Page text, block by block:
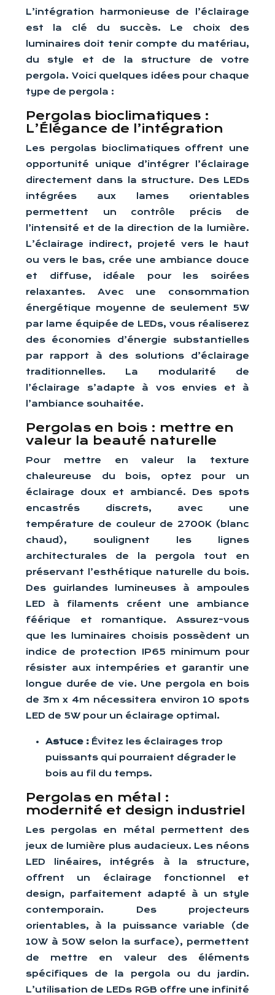
L’intégration harmonieuse de l’éclairage
est la clé du succès. Le choix des
luminaires doit tenir compte du matériau,
du style et de la structure de votre
pergola. Voici quelques idées pour chaque
type de pergola :
Pergolas bioclimatiques :
L’Élégance de l’intégration
Les pergolas bioclimatiques offrent une
opportunité unique d’intégrer l’éclairage
directement dans la structure. Des LEDs
intégrées aux lames orientables
permettent un contrôle précis de
l’intensité et de la direction de la lumière.
L’éclairage indirect, projeté vers le haut
ou vers le bas, crée une ambiance douce
et diffuse, idéale pour les soirées
relaxantes. Avec une consommation
énergétique moyenne de seulement 5W
par lame équipée de LEDs, vous réaliserez
des économies d’énergie substantielles
par rapport à des solutions d’éclairage
traditionnelles. La modularité de
l’éclairage s’adapte à vos envies et à
l’ambiance souhaitée.
Pergolas en bois : mettre en
valeur la beauté naturelle
Pour mettre en valeur la texture
chaleureuse du bois, optez pour un
éclairage doux et ambiancé. Des spots
encastrés discrets, avec une
température de couleur de 2700K (blanc
chaud), soulignent les lignes
architecturales de la pergola tout en
préservant l’esthétique naturelle du bois.
Des guirlandes lumineuses à ampoules
LED à filaments créent une ambiance
féérique et romantique. Assurez-vous
que les luminaires choisis possèdent un
indice de protection IP65 minimum pour
résister aux intempéries et garantir une
longue durée de vie. Une pergola en bois
de 3m x 4m nécessitera environ 10 spots
LED de 5W pour un éclairage optimal.
Astuce : Évitez les éclairages trop
puissants qui pourraient dégrader le
bois au fil du temps.
Pergolas en métal :
modernité et design industriel
Les pergolas en métal permettent des
jeux de lumière plus audacieux. Les néons
LED linéaires, intégrés à la structure,
offrent un éclairage fonctionnel et
design, parfaitement adapté à un style
contemporain. Des projecteurs
orientables, à la puissance variable (de
10W à 50W selon la surface), permettent
de mettre en valeur des éléments
spécifiques de la pergola ou du jardin.
L’utilisation de LEDs RGB offre une infinité